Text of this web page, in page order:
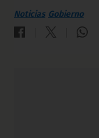
Noticias Gobierno